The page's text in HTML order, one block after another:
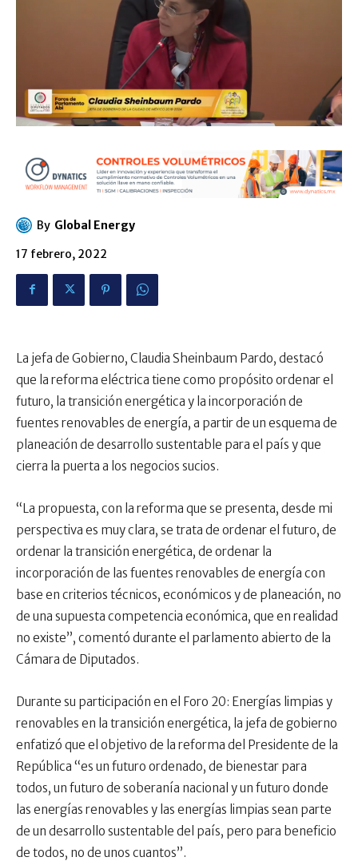
By Global Energy
17 febrero, 2022
La jefa de Gobierno, Claudia Sheinbaum Pardo, destacó
que la reforma eléctrica tiene como propósito ordenar el
futuro, la transición energética y la incorporación de
fuentes renovables de energía, a partir de un esquema de
planeación de desarrollo sustentable para el país y que
cierra la puerta a los negocios sucios.
“La propuesta, con la reforma que se presenta, desde mi
perspectiva es muy clara, se trata de ordenar el futuro, de
ordenar la transición energética, de ordenar la
incorporación de las fuentes renovables de energía con
base en criterios técnicos, económicos y de planeación, no
de una supuesta competencia económica, que en realidad
no existe”, comentó durante el parlamento abierto de la
Cámara de Diputados.
Durante su participación en el Foro 20: Energías limpias y
renovables en la transición energética, la jefa de gobierno
enfatizó que el objetivo de la reforma del Presidente de la
República “es un futuro ordenado, de bienestar para
todos, un futuro de soberanía nacional y un futuro donde
las energías renovables y las energías limpias sean parte
de un desarrollo sustentable del país, pero para beneficio
de todos, no de unos cuantos”.